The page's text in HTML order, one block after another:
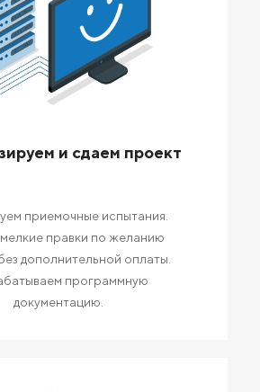
и сдаем проект
приемочные испытания.
правки по желанию
дополнительной оплаты.
программную
документацию.